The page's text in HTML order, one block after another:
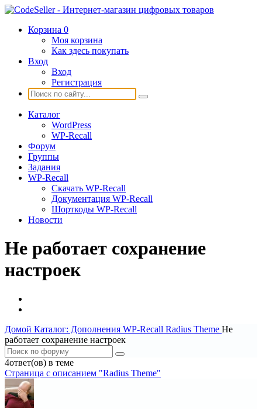
Корзина 0
Моя корзина
Как здесь покупать
Вход
Вход
Регистрация
Каталог
WordPress
WP-Recall
Форум
Группы
Задания
WP-Recall
Скачать WP-Recall
Документация WP-Recall
Шорткоды WP-Recall
Новости
Не работает сохранение
настроек
Домой Каталог: Дополнения WP-Recall Radius Theme Не
работает сохранение настроек
4ответ(ов) в теме
Страница c описанием "Radius Theme"